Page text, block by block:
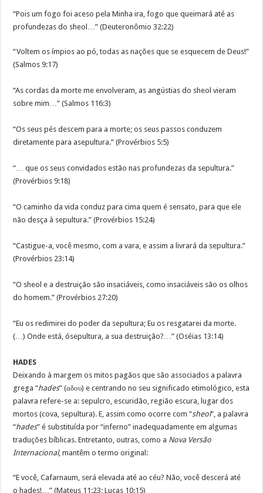
“Pois um fogo foi aceso pela Minha ira, fogo que queimará até as
profundezas do sheol…” (Deuteronômio 32:22)
“Voltem os ímpios ao pó, todas as nações que se esquecem de Deus!”
(Salmos 9:17)
“As cordas da morte me envolveram, as angústias do sheol vieram
sobre mim…” (Salmos 116:3)
“Os seus pés descem para a morte; os seus passos conduzem
diretamente para asepultura.” (Provérbios 5:5)
“… que os seus convidados estão nas profundezas da sepultura.”
(Provérbios 9:18)
“O caminho da vida conduz para cima quem é sensato, para que ele
não desça à sepultura.” (Provérbios 15:24)
“Castigue-a, você mesmo, com a vara, e assim a livrará da sepultura.”
(Provérbios 23:14)
“O sheol e a destruição são insaciáveis, como insaciáveis são os olhos
do homem.” (Provérbios 27:20)
“Eu os redimirei do poder da sepultura; Eu os resgatarei da morte.
(…) Onde está, ósepultura, a sua destruição?…” (Oséias 13:14)
HADES
Deixando à margem os mitos pagãos que são associados a palavra
grega “hades” (αδου) e centrando no seu significado etimológico, esta
palavra refere-se a: sepulcro, escuridão, região escura, lugar dos
mortos (cova, sepultura). E, assim como ocorre com “sheol“, a palavra
“hades” é substituída por “inferno” inadequadamente em algumas
traduções bíblicas. Entretanto, outras, como a Nova Versão
Internacional, mantêm o termo original:
“E você, Cafarnaum, será elevada até ao céu? Não, você descerá até
o hades!…” (Mateus 11:23; Lucas 10:15)